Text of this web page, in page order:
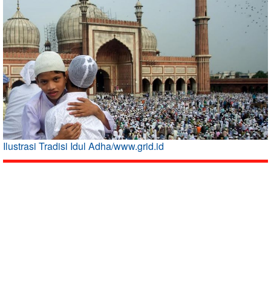
Ilustrasi Tradisi Idul Adha/www.grid.id